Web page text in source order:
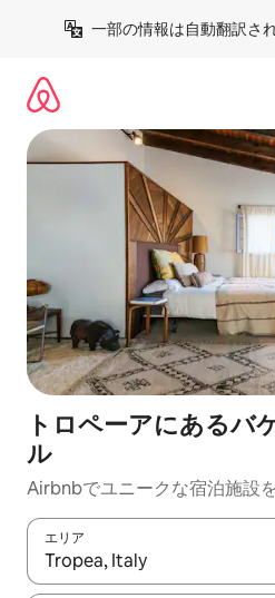
一部の情報は自動翻訳さ
トロペーアにあるバ
ル
Airbnbでユニークな宿泊施設
エリア
検索結果が表示されたら、上下